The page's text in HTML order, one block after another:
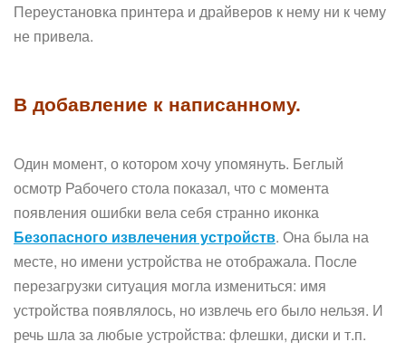
Переустановка принтера и драйверов к нему ни к чему
не привела.
В добавление к написанному.
Один момент, о котором хочу упомянуть. Беглый
осмотр Рабочего стола показал, что с момента
появления ошибки вела себя странно иконка
Безопасного извлечения устройств. Она была на
месте, но имени устройства не отображала. После
перезагрузки ситуация могла измениться: имя
устройства появлялось, но извлечь его было нельзя. И
речь шла за любые устройства: флешки, диски и т.п.